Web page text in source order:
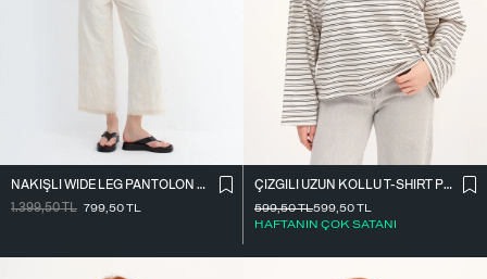
NAKIŞLI WIDE LEG PANTOLON PN01918
1.399,50TL 799,50TL
ÇIZGILI UZUN KOLLU T-SHIRT P10522
599,50TL
HAFTANIN ÇOK SATANI
599,50TL